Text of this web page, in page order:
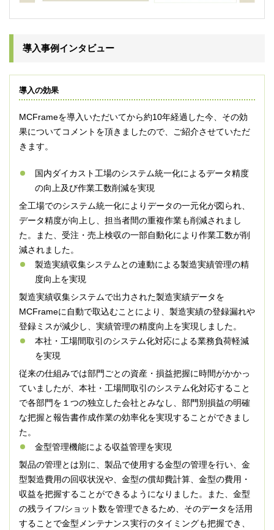
導入事例インタビュー
導入の効果
MCFrameを導入いただいてから約10年経過した今、その効
果についてコメントを頂きましたので、ご紹介させていただ
きます。
国内ダイカスト工場のシステム統一化によるデータ精度
の向上及び作業工数削減を実現
全工場でのシステム統一化によりデータの一元化が図られ、
データ精度が向上し、担当者間の重複作業も削減されまし
た。また、受注・売上検収の一部自動化により作業工数が削
減されました。
製造実績収集システムとの連動による製造実績管理の精
度向上を実現
製造実績収集システムで出力された製造実績データを
MCFrameに自動で取込むことにより、製造実績の登録漏れや
登録ミスが減少し、実績管理の精度向上を実現しました。
本社・工場間取引のシステム化対応による業務負荷軽減
を実現
従来の仕組みでは部門ごとの資産・損益把握に時間がかかっ
ていましたが、本社・工場間取引のシステム化対応すること
で各部門を１つの独立した会社とみなし、部門別損益の明確
な把握と報告書作成作業の効率化を実現することができまし
た。
金型管理機能による収益管理を実現
製品の管理とは別に、製品で使用する金型の管理を行い、金
型製造費用の回収状況や、金型の償却費計算、金型の費用・
収益を把握することができるようになりました。また、金型
の残ライフ/ショット数を管理できるため、そのデータを活用
することで金型メンテナンス実行のタイミングも把握でき、